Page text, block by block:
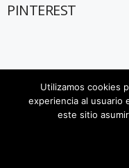
PINTEREST
Utilizamos cookies
experiencia al usuario
este sitio